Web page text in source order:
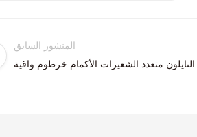
المنشور السابق